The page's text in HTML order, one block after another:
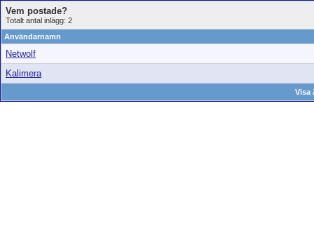
Vem postade?
Totalt antal inlägg: 2
Användarnamn
Netwolf
Kalimera
Visa